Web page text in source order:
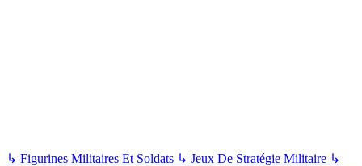
↳ Figurines Militaires Et Soldats ↳ Jeux De Stratégie Militaire ↳